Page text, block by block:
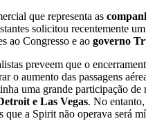
que representa as
solicitou recentemente
ao Congresso e ao governo
preveem que o
o aumento das passagens
uma grande participação de
e Las Vegas. No
que a Spirit não operava será